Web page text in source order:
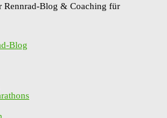
Rennrad-Blog & Coaching für